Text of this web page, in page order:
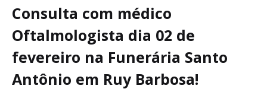
Consulta com médico
Oftalmologista dia 02 de
fevereiro na Funerária Santo
Antônio em Ruy Barbosa!